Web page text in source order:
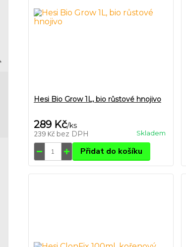
Hesi Bio Grow 1L, bio růstové hnojivo
289 Kč/ks
239 Kč bez DPH Skladem
Přidat do košíku